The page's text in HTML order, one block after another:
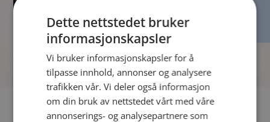
Fler single
Dette nettstedet bruker
informasjonskapsler
Vi bruker informasjonskapsler for å
tilpasse innhold, annonser og analysere
trafikken vår. Vi deler også informasjon
om din bruk av nettstedet vårt med våre
annonserings- og analysepartnere som